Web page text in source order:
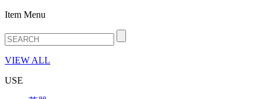
Item Menu
VIEW ALL
USE